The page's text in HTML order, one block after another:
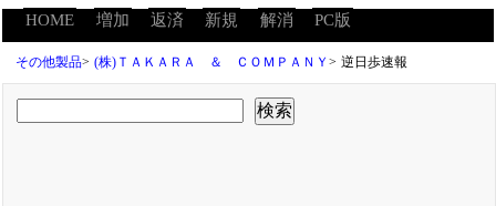
HOME 増加 返済 新規 解消 PC版
その他製品> (株)ＴＡＫＡＲＡ ＆ ＣＯＭＰＡＮＹ> 逆日歩速報